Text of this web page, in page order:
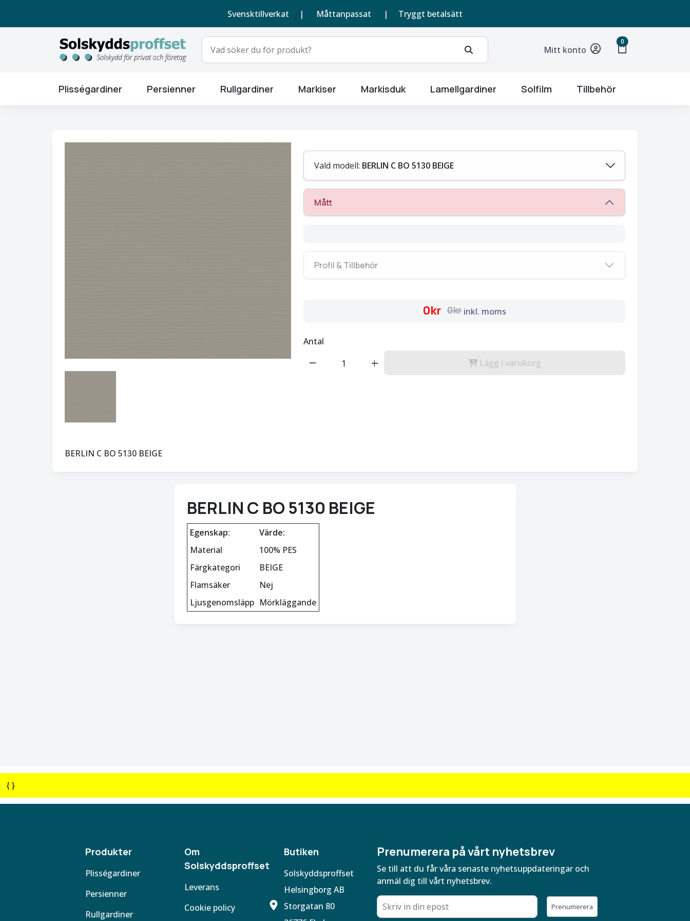
Svensktillverkat | Måttanpassat | Tryggt betalsätt
Mitt konto shopping_bag
0unread messages
Plisségardiner Persienner Rullgardiner Markiser Markisduk Lamellgardiner Solfilm Tillbehör
BERLIN C BO 5130 BEIGE
Vald modell: BERLIN C BO 5130 BEIGE
Mått
Profil & Tillbehör
0kr 0kr inkl. moms
Antal
remove add Lägg i varukorg
BERLIN C BO 5130 BEIGE
Egenskap:
Värde:
Material
100% PES
Färgkategori
BEIGE
Flamsäker
Nej
Ljusgenomsläpp Mörkläggande
{ }
Produkter
Plisségardiner
Persienner
Rullgardiner
Om
Solskyddsproffset
Leverans
Cookie policy
Butiken
Solskyddsproffset
Helsingborg AB
Storgatan 80
Prenumerera på vårt nyhetsbrev
Se till att du får våra senaste nyhetsuppdateringar och
anmäl dig till vårt nyhetsbrev.
Prenumerera